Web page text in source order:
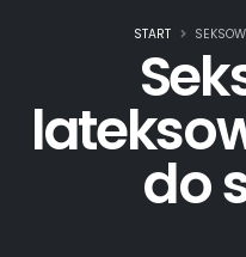
do
START